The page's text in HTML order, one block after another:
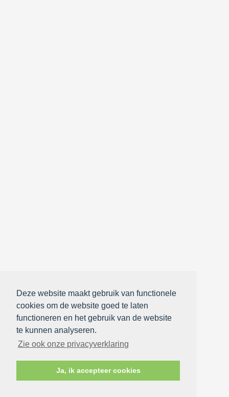
Deze website maakt gebruik van functionele
cookies om de website goed te laten
functioneren en het gebruik van de website
te kunnen analyseren.
Zie ook onze privacyverklaring
Ja, ik accepteer cookies